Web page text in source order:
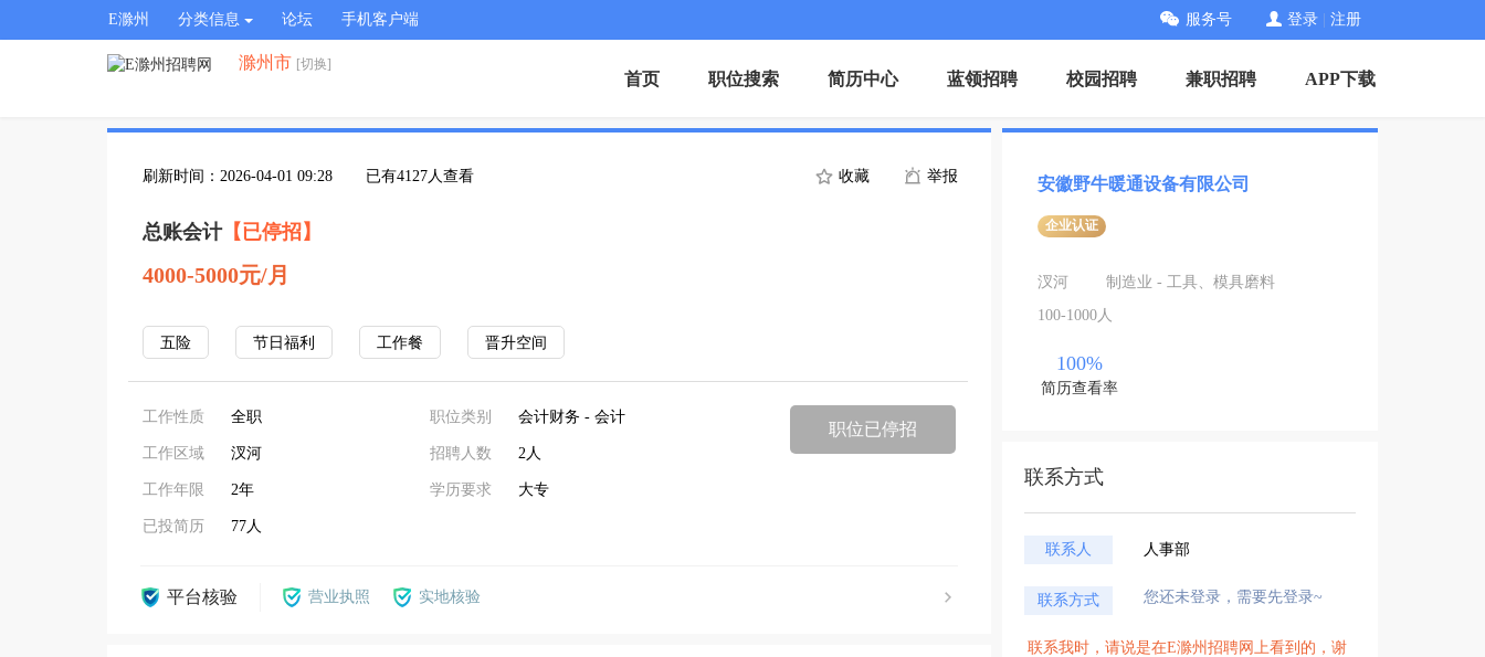
E滁州 分类信息 论坛 手机客户端 服务号 登录 注册
滁州市 [切换]
首页 职位搜索 简历中心 蓝领招聘 校园招聘 兼职招聘 APP下载
刷新时间：2026-04-01 09:28 已有4127人查看 收藏 举报
总账会计【已停招】
4000-5000元/月
五险 节日福利 工作餐 晋升空间
工作性质 全职
工作区域 汊河
工作年限 2年
已投简历 77人
职位类别 会计财务 - 会计
招聘人数 2人
学历要求 大专
职位已停招
平台核验 营业执照 实地核验
安徽野牛暖通设备有限公司
企业认证
汊河
制造业 - 工具、模具磨料
100-1000人
100%
简历查看率
联系方式
联系人 人事部
联系方式 您还未登录，需要先登录~
联系我时，请说是在E滁州招聘网上看到的，谢